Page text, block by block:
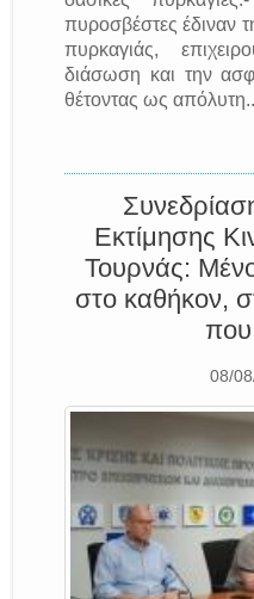
πυροσβέστες έδιναν
πυρκαγιάς,
διάσωση και την
θέτοντας ως
Εκτίμησης
Τουρνάς:
στο καθήκον,
που
08/